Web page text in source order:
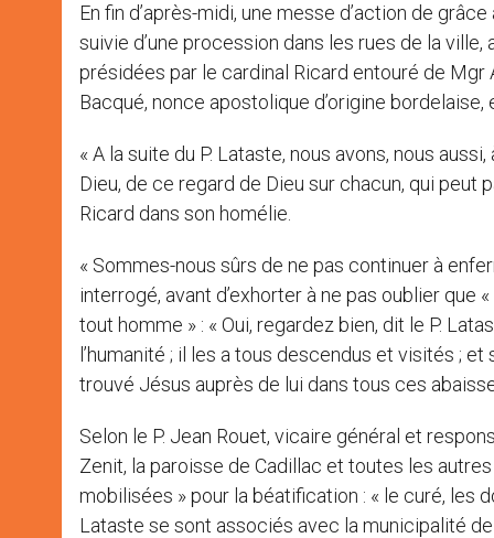
En fin d’après-midi, une messe d’action de
suivie d’une procession dans les rues de la
présidées par le cardinal Ricard entouré de
Bacqué, nonce apostolique d’origine
« A la suite du P. Lataste, nous avons, nous
Dieu, de ce regard de Dieu sur chacun, qui peut
Ricard dans son homélie.
« Sommes-nous sûrs de ne pas continuer à
interrogé, avant d’exhorter à ne pas oublier
tout homme » : « Oui, regardez bien, dit le P.
l’humanité ; il les a tous descendus et visités ;
trouvé Jésus auprès de lui dans tous ces
Selon le P. Jean Rouet, vicaire général et
Zenit, la paroisse de Cadillac et toutes les
mobilisées » pour la béatification : « le curé, les
Lataste se sont associés avec la municipalité